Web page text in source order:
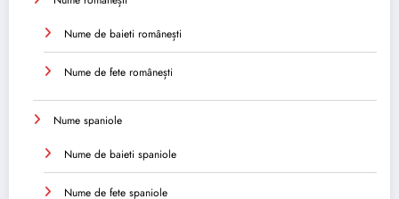
Nume de baieti românești
Nume de fete românești
Nume spaniole
Nume de baieti spaniole
Nume de fete spaniole